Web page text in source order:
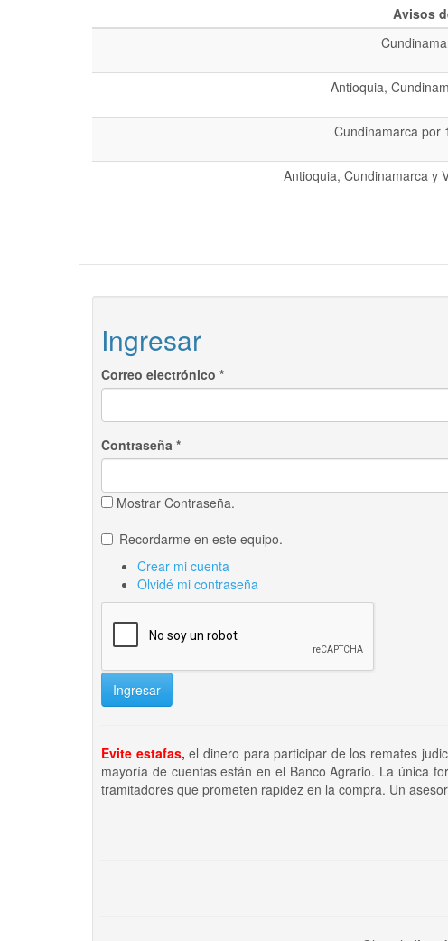
Avisos
Antioquia,
Cundinamarca por
Antioquia, Cundinamarca y
Ingresar
Correo electrónico *
Contraseña *
Mostrar Contraseña.
Recordarme en este equipo.
Crear mi cuenta
Olvidé mi contraseña
Ingresar
Evite estafas, el dinero para participar de los remates
mayoría de cuentas están en el Banco Agrario. La única
tramitadores que prometen rapidez en la compra. Un